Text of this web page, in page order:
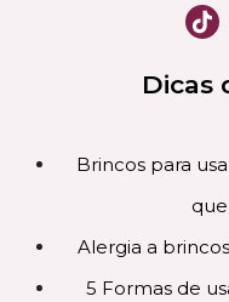
Dicas
Brincos para
Alergia a
5 Formas de